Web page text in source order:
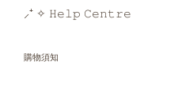
⸝⁺ ✧ 𝙷𝚎𝚕𝚙 𝙲𝚎𝚗𝚝𝚛𝚎
購物須知